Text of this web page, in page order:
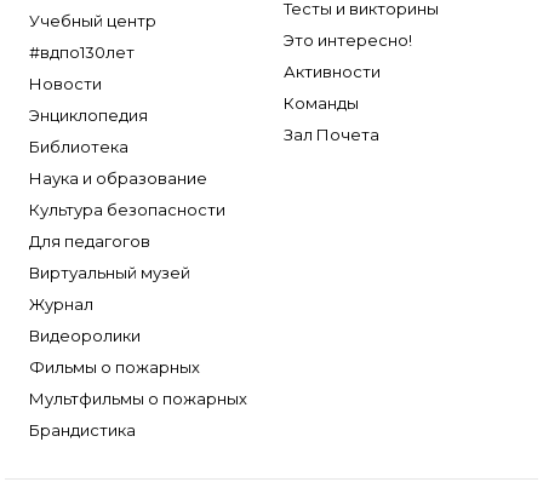
Учебный центр
#вдпо130лет
Новости
Энциклопедия
Библиотека
Наука и образование
Культура безопасности
Для педагогов
Виртуальный музей
Журнал
Видеоролики
Фильмы о пожарных
Мультфильмы о пожарных
Брандистика
Тесты и викторины
Это интересно!
Активности
Команды
Зал Почета